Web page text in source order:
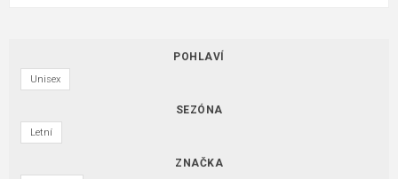
POHLAVÍ
Unisex
SEZÓNA
Letní
ZNAČKA